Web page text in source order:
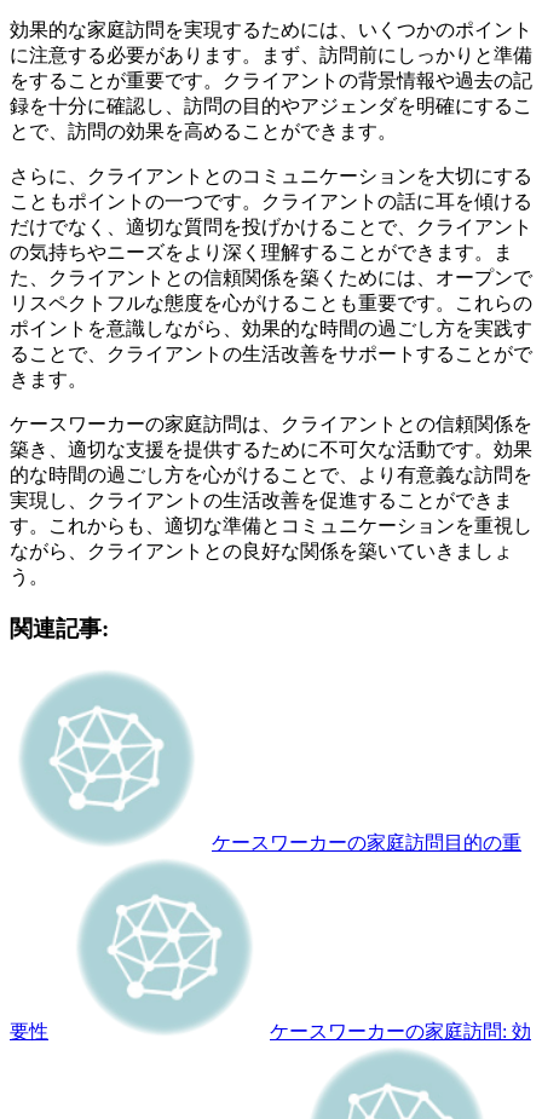
効果的な家庭訪問を実現するためには、いくつかのポイント
に注意する必要があります。まず、訪問前にしっかりと準備
をすることが重要です。クライアントの背景情報や過去の記
録を十分に確認し、訪問の目的やアジェンダを明確にするこ
とで、訪問の効果を高めることができます。
さらに、クライアントとのコミュニケーションを大切にする
こともポイントの一つです。クライアントの話に耳を傾ける
だけでなく、適切な質問を投げかけることで、クライアント
の気持ちやニーズをより深く理解することができます。ま
た、クライアントとの信頼関係を築くためには、オープンで
リスペクトフルな態度を心がけることも重要です。これらの
ポイントを意識しながら、効果的な時間の過ごし方を実践す
ることで、クライアントの生活改善をサポートすることがで
きます。
ケースワーカーの家庭訪問は、クライアントとの信頼関係を
築き、適切な支援を提供するために不可欠な活動です。効果
的な時間の過ごし方を心がけることで、より有意義な訪問を
実現し、クライアントの生活改善を促進することができま
す。これからも、適切な準備とコミュニケーションを重視し
ながら、クライアントとの良好な関係を築いていきましょ
う。
関連記事:
ケースワーカーの家庭訪問目的の重
要性 ケースワーカーの家庭訪問: 効